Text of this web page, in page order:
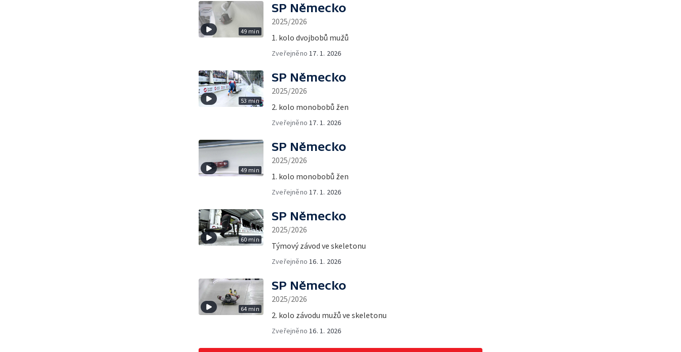
49 min
SP Německo
2025/2026
1. kolo dvojbobů mužů
Zveřejněno 17. 1. 2026
53 min
SP Německo
2025/2026
2. kolo monobobů žen
Zveřejněno 17. 1. 2026
49 min
SP Německo
2025/2026
1. kolo monobobů žen
Zveřejněno 17. 1. 2026
60 min
SP Německo
2025/2026
Týmový závod ve skeletonu
Zveřejněno 16. 1. 2026
64 min
SP Německo
2025/2026
2. kolo závodu mužů ve skeletonu
Zveřejněno 16. 1. 2026